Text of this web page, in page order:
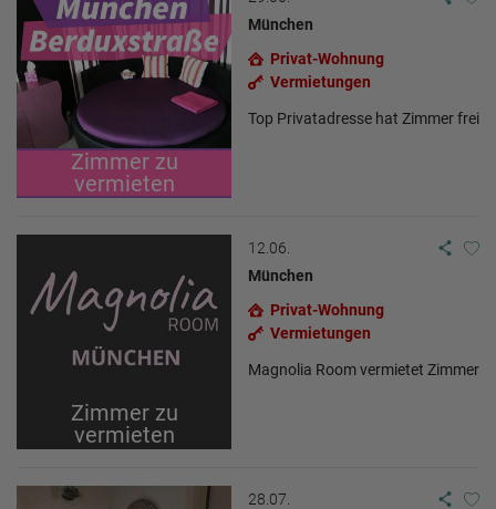
Zimmer zu
vermieten
München
Privat-Wohnung
Vermietungen
Top Privatadresse hat Zimmer frei
Zimmer zu
vermieten
12.06.
München
Privat-Wohnung
Vermietungen
Magnolia Room vermietet Zimmer
28.07.